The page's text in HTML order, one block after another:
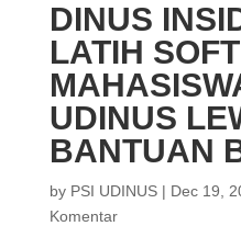
DINUS
LATIH
UDINUS
BANTUAN
by PSI UDINUS| Dec 19,
Komentar